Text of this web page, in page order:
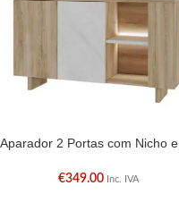
Aparador 2 Portas com Nicho e
€349.00 Inc. IVA